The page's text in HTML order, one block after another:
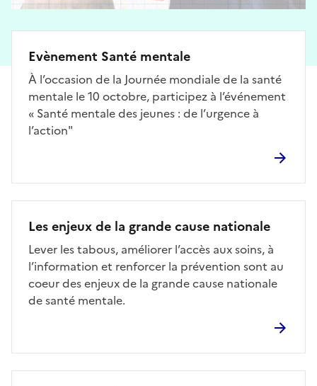
Evènement Santé mentale
À l’occasion de la Journée mondiale de la santé
mentale le 10 octobre, participez à l’événement
« Santé mentale des jeunes : de l’urgence à
l’action"
Les enjeux de la grande cause nationale
Lever les tabous, améliorer l’accès aux soins, à
l’information et renforcer la prévention sont au
coeur des enjeux de la grande cause nationale
de santé mentale.